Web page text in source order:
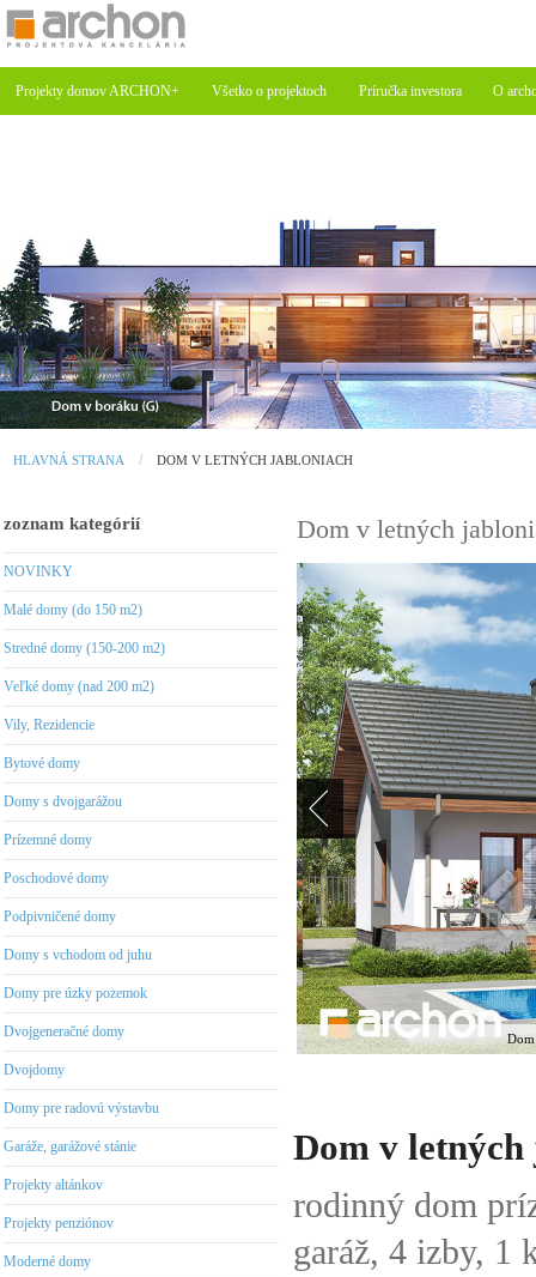
Projekty domov ARCHON+ Všetko o projektoch Príručka investora O
HLAVNÁ STRANA DOM V LETNÝCH JABLONIACH
zoznam kategórií
NOVINKY
Malé domy (do 150 m2)
Stredné domy (150-200 m2)
Veľké domy (nad 200 m2)
Vily, Rezidencie
Bytové domy
Domy s dvojgarážou
Prízemné domy
Poschodové domy
Podpivničené domy
Domy s vchodom od juhu
Domy pre úzky pozemok
Dvojgeneračné domy
Dvojdomy
Domy pre radovú výstavbu
Garáže, garážové stánie
Projekty altánkov
Projekty penziónov
Moderné domy
Dom v letných
Dom v
rodinný dom
garáž, 4 izby, 1